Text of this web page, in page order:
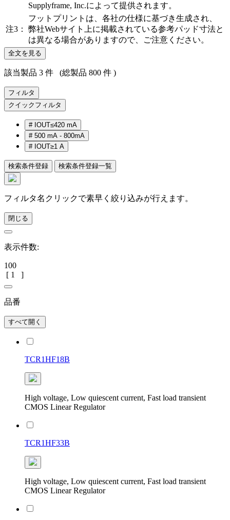
Supplyframe, Inc.によって提供されます。
注3：
フットプリントは、各社の仕様に基づき生成され、
弊社Webサイト上に掲載されている参考パッド寸法と
は異なる場合がありますので、ご注意ください。
全文を見る
該当製品 3 件 (総製品 800 件 )
フィルタ
クイックフィルタ
# IOUT≤420 mA
# 500 mA - 800mA
# IOUT≥1 A
検索条件登録 検索条件登録一覧
フィルタ名クリックで素早く絞り込みが行えます。
閉じる
表示件数:
100
[ 1 ]
品番
すべて開く
TCR1HF18B
High voltage, Low quiescent current, Fast load transient
CMOS Linear Regulator
TCR1HF33B
High voltage, Low quiescent current, Fast load transient
CMOS Linear Regulator